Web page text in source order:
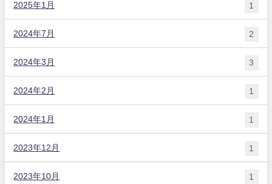
2025年1月 1
2024年7月 2
2024年3月 3
2024年2月 1
2024年1月 1
2023年12月 1
2023年10月 1